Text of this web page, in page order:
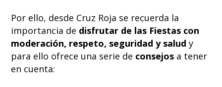
Por ello, desde Cruz Roja se recuerda la
importancia de disfrutar de las Fiestas con
moderación, respeto, seguridad y saludy
para ello ofrece una serie de consejos a tener
en cuenta: